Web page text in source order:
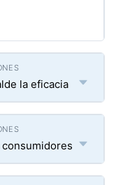
la eficacia